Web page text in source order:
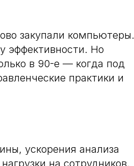
закупали компьютеры.
эффективности. Но
в 90-е — когда под
практики и
ускорения анализа
на сотрудников.